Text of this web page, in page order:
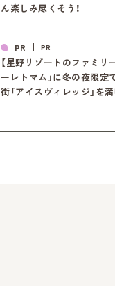
ん楽しみ尽くそう！
PR PR
【星野リゾートのファミリ
ーレトマム」に冬の夜限定
街「アイスヴィレッジ」を満